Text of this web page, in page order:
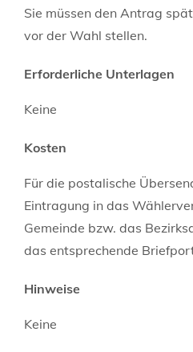
Sie müssen den Antrag
vor der Wahl stellen.
Erforderliche Unterlagen
Keine
Kosten
Für die postalische
Eintragung in das
Gemeinde bzw. das
das entsprechende
Hinweise
Keine